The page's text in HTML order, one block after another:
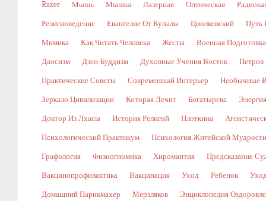
Razer Мышь Мышка Лазерная Оптическая
Религиоведение Евангелие От Купалы Циолковский Путь
Мимика Как Читать Человека Жесты Военная Подготовка
Даосизм Дзен-Буддизм Духовные Учения Восток Петров
Практические Советы Современный Интерьер Необычные
Зеркало Цивилизации Которая Лечит Богатырева
Доктор Из Лхасы История Религий Плоткина
Психологический Практикум Психология Житейской Мудрости
Графология Физиогномика Хиромантия Предсказание
Вакцинопрофилактика Вакцинация Уход Ребенок
Домашний Парикмахер Мерзляков Энциклопедия